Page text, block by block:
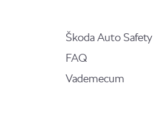
Škoda Auto Safety
FAQ
Vademecum